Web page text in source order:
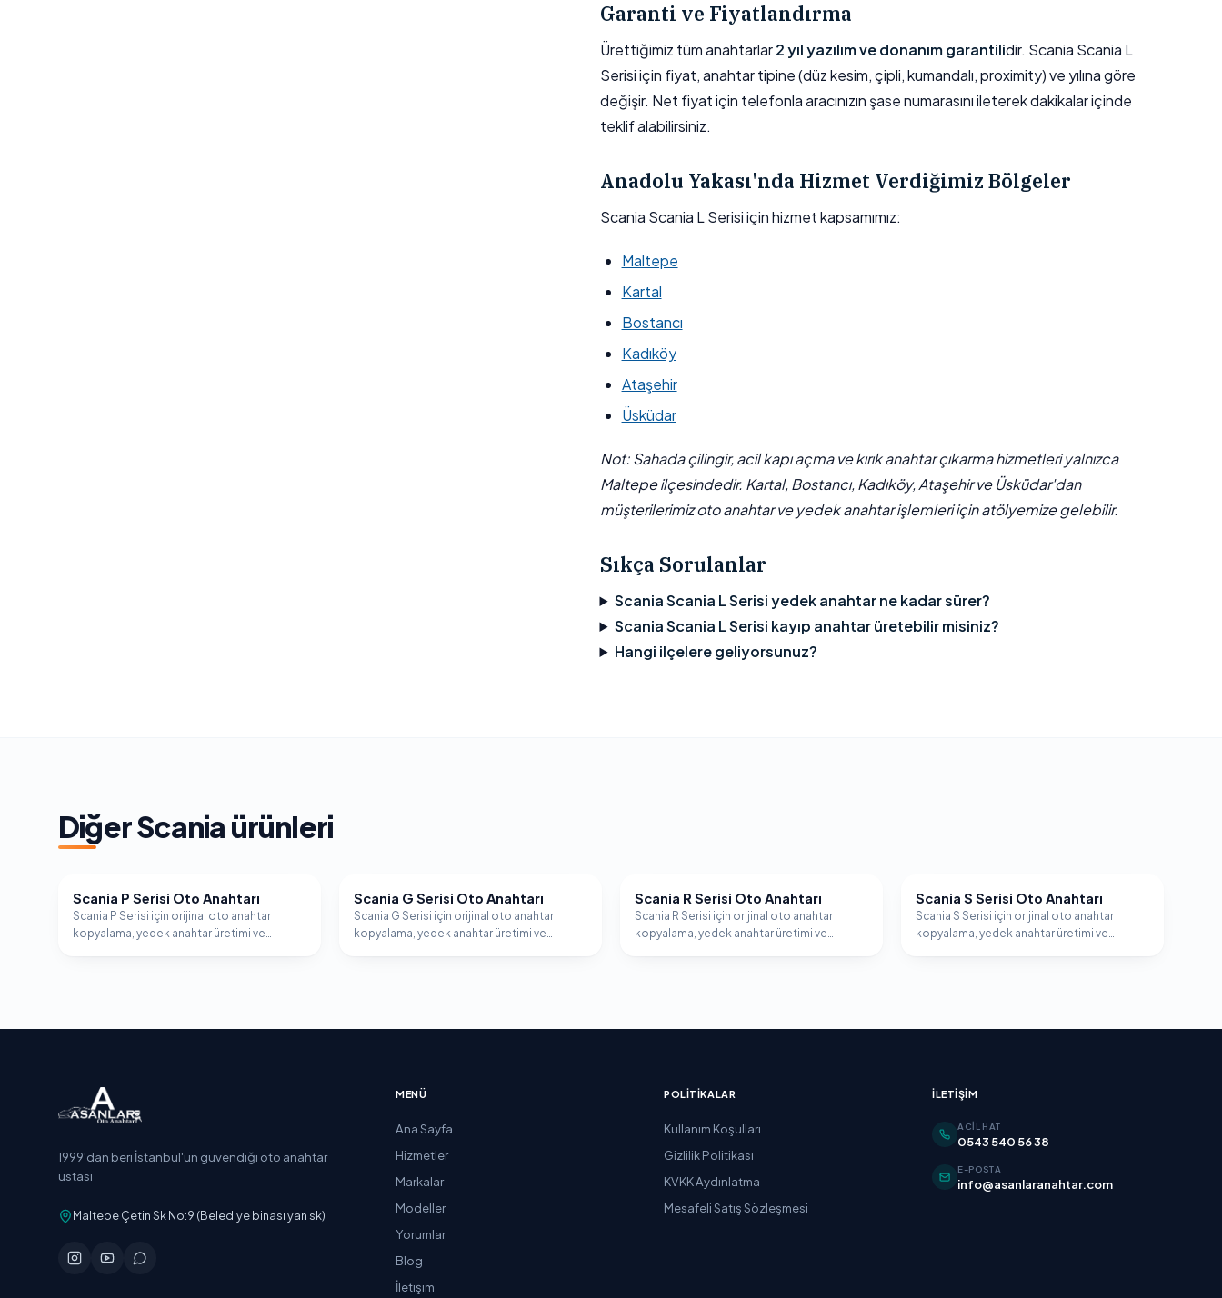
Garanti ve Fiyatlandırma
Ürettiğimiz tüm anahtarlar2 yıl yazılım ve donanım garantilidir. Scania Scania L
Serisi için fiyat, anahtar tipine (düz kesim, çipli, kumandalı, proximity) ve yılına göre
değişir. Net fiyat için telefonla aracınızın şase numarasını ileterek dakikalar içinde
teklif alabilirsiniz.
Anadolu Yakası'nda Hizmet Verdiğimiz Bölgeler
Scania Scania L Serisi için hizmet kapsamımız:
Maltepe
Kartal
Bostancı
Kadıköy
Ataşehir
Üsküdar
Not: Sahada çilingir, acil kapı açma ve kırık anahtar çıkarma hizmetleri yalnızca
Maltepe ilçesindedir. Kartal, Bostancı, Kadıköy, Ataşehir ve Üsküdar'dan
müşterilerimiz oto anahtar ve yedek anahtar işlemleri için atölyemize gelebilir.
Sıkça Sorulanlar
Scania Scania L Serisi yedek anahtar ne kadar sürer?
Scania Scania L Serisi kayıp anahtar üretebilir misiniz?
Hangi ilçelere geliyorsunuz?
DiğerScania ürünleri
SCANIA
Scania P Serisi Oto Anahtarı
Scania P Serisi için orijinal oto anahtar
kopyalama, yedek anahtar üretimi ve
SCANIA
Scania G Serisi Oto Anahtarı
Scania G Serisi için orijinal oto anahtar
kopyalama, yedek anahtar üretimi ve
SCANIA
Scania R Serisi Oto Anahtarı
Scania R Serisi için orijinal oto anahtar
kopyalama, yedek anahtar üretimi ve
SCANIA
Scania S Serisi Oto Anahtarı
Scania S Serisi için orijinal oto anahtar
kopyalama, yedek anahtar üretimi ve
1999'dan beri İstanbul'un güvendiği oto anahtar
ustası
Maltepe Çetin Sk No:9 (Belediye binası yan sk)
MENÜ
Ana Sayfa
Hizmetler
Markalar
Modeller
Yorumlar
Blog
İletişim
POLITIKALAR
Kullanım Koşulları
Gizlilik Politikası
KVKK Aydınlatma
Mesafeli Satış Sözleşmesi
İLETIŞIM
ACIL HAT
0543 540 56 38
E-POSTA
info@asanlaranahtar.com